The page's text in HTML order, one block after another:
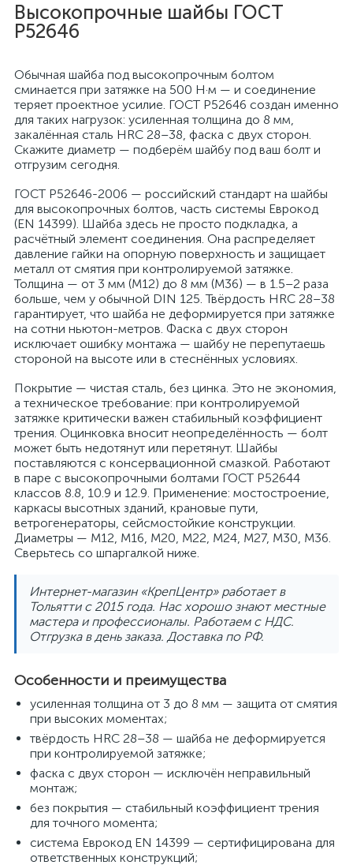
Высокопрочные шайбы ГОСТ
Р52646
Обычная шайба под высокопрочным болтом
сминается при затяжке на 500 Н·м — и соединение
теряет проектное усилие. ГОСТ Р52646 создан именно
для таких нагрузок: усиленная толщина до 8 мм,
закалённая сталь HRC 28–38, фаска с двух сторон.
Скажите диаметр — подберём шайбу под ваш болт и
отгрузим сегодня.
ГОСТ Р52646-2006 — российский стандарт на шайбы
для высокопрочных болтов, часть системы Еврокод
(EN 14399). Шайба здесь не просто подкладка, а
расчётный элемент соединения. Она распределяет
давление гайки на опорную поверхность и защищает
металл от смятия при контролируемой затяжке.
Толщина — от 3 мм (M12) до 8 мм (M36) — в 1.5–2 раза
больше, чем у обычной DIN 125. Твёрдость HRC 28–38
гарантирует, что шайба не деформируется при затяжке
на сотни ньютон-метров. Фаска с двух сторон
исключает ошибку монтажа — шайбу не перепутаешь
стороной на высоте или в стеснённых условиях.
Покрытие — чистая сталь, без цинка. Это не экономия,
а техническое требование: при контролируемой
затяжке критически важен стабильный коэффициент
трения. Оцинковка вносит неопределённость — болт
может быть недотянут или перетянут. Шайбы
поставляются с консервационной смазкой. Работают
в паре с высокопрочными болтами ГОСТ Р52644
классов 8.8, 10.9 и 12.9. Применение: мостостроение,
каркасы высотных зданий, крановые пути,
ветрогенераторы, сейсмостойкие конструкции.
Диаметры — M12, M16, M20, M22, M24, M27, M30, M36.
Сверьтесь со шпаргалкой ниже.
Интернет-магазин «КрепЦентр» работает в
Тольятти с 2015 года. Нас хорошо знают местные
мастера и профессионалы. Работаем с НДС.
Отгрузка в день заказа. Доставка по РФ.
Особенности и преимущества
усиленная толщина от 3 до 8 мм — защита от смятия
при высоких моментах;
твёрдость HRC 28–38 — шайба не деформируется
при контролируемой затяжке;
фаска с двух сторон — исключён неправильный
монтаж;
без покрытия — стабильный коэффициент трения
для точного момента;
система Еврокод EN 14399 — сертифицирована для
ответственных конструкций;